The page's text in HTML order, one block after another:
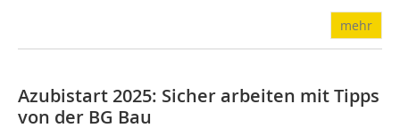
mehr
Azubistart 2025: Sicher arbeiten mit Tipps
von der BG Bau